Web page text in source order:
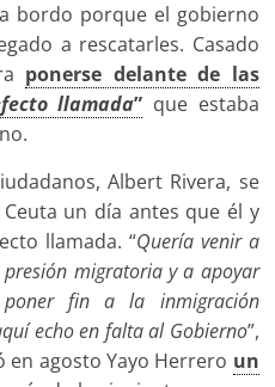
bordo porque el gobierno
a rescatarles. Casado
ponerse delante de las
llamada” que estaba
Albert Rivera, se
un día antes que él y
llamada. “Quería venir a
migratoria y a apoyar
fin a la inmigración
echo en falta al Gobierno”,
en agosto Yayo Herrero un